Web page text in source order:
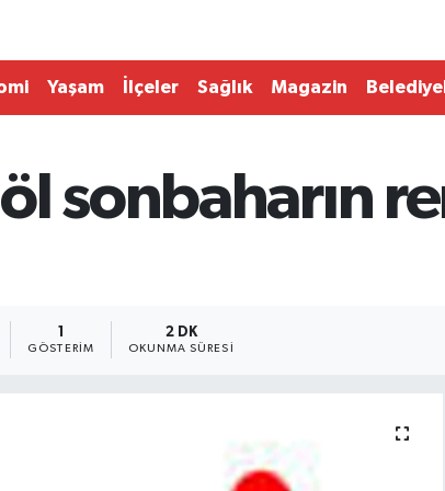
Yaşam İlçeler Sağlık Magazin
sonbaharın
1
GÖSTERIM
2 DK
OKUNMA SÜRESI